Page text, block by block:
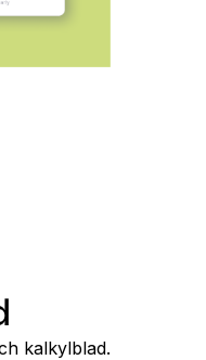
kalkylblad.